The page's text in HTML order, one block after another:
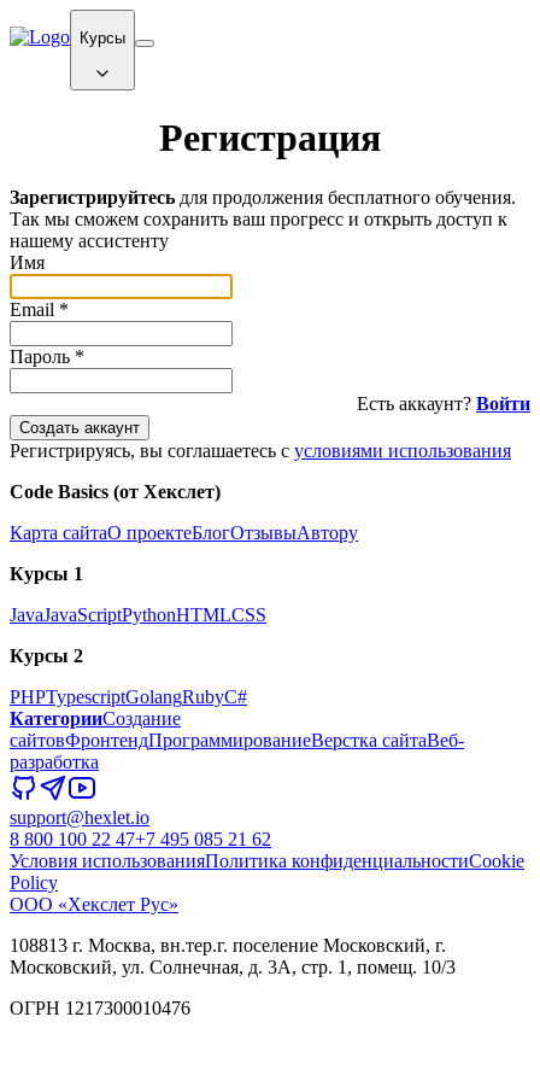
Курсы
Регистрация
Зарегистрируйтесь для продолжения бесплатного обучения.
Так мы сможем сохранить ваш прогресс и открыть доступ к
нашему ассистенту
Имя
Email *
Пароль *
Есть аккаунт? Войти
Создать аккаунт
Регистрируясь, вы соглашаетесь с условиями использования
Code Basics (от Хекслет)
Карта сайтаО проектеБлогОтзывыАвтору
Курсы 1
JavaJavaScriptPythonHTMLCSS
Курсы 2
PHPTypescriptGolangRubyC#
КатегорииСоздание
сайтовФронтендПрограммированиеВерстка сайтаВеб-
разработка
support@hexlet.io
8 800 100 22 47+7 495 085 21 62
Условия использованияПолитика конфиденциальностиCookie
Policy
ООО «Хекслет Рус»
108813 г. Москва, вн.тер.г. поселение Московский, г.
Московский, ул. Солнечная, д. 3А, стр. 1, помещ. 10/3
ОГРН 1217300010476